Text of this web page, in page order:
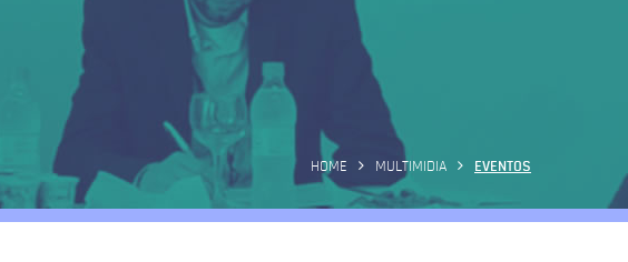
HOME MULTIMIDIA EVENTOS